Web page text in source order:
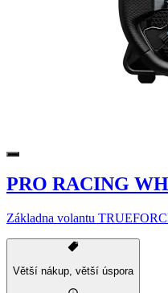
PRO RACING
Základna volantu
Větší nákup, větší úspora